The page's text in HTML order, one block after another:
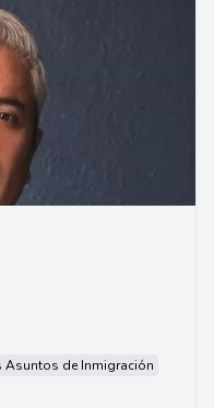
Asuntos de Inmigración